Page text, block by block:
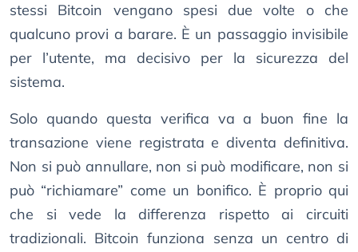
stessi Bitcoin vengano spesi due volte o che
qualcuno provi a barare. È un passaggio invisibile
per l’utente, ma decisivo per la sicurezza del
sistema.
Solo quando questa verifica va a buon fine la
transazione viene registrata e diventa definitiva.
Non si può annullare, non si può modificare, non si
può “richiamare” come un bonifico. È proprio qui
che si vede la differenza rispetto ai circuiti
tradizionali. Bitcoin funziona senza un centro di